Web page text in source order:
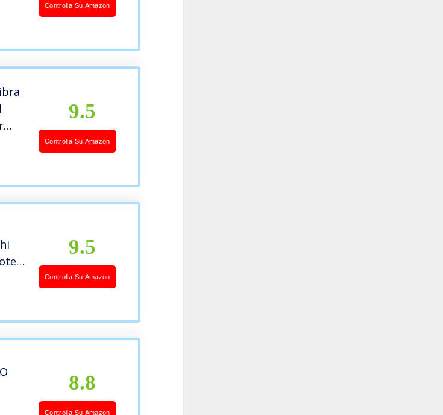
Controlla Su Amazon
9.5
Controlla Su Amazon
9.5
Controlla Su Amazon
8.8
Controlla Su Amazon